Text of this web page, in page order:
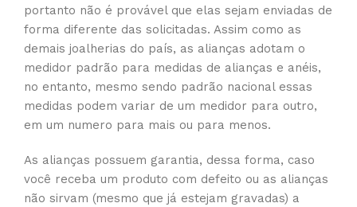
portanto não é provável que elas sejam enviadas de
forma diferente das solicitadas. Assim como as
demais joalherias do país, as alianças adotam o
medidor padrão para medidas de alianças e anéis,
no entanto, mesmo sendo padrão nacional essas
medidas podem variar de um medidor para outro,
em um numero para mais ou para menos.
As alianças possuem garantia, dessa forma, caso
você receba um produto com defeito ou as alianças
não sirvam (mesmo que já estejam gravadas) a